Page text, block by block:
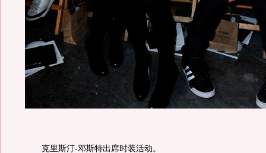
克里斯汀-邓斯特出席时装活动。